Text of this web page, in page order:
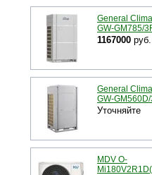
General
GW-GM785/
1167000 руб.
General
GW-
Уточняйте
MDV O-